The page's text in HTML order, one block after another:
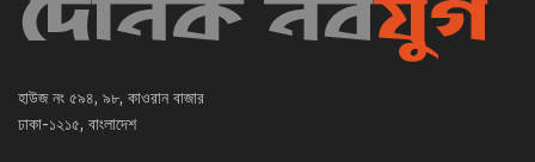
হাউজ নং ৫৯৪, ৯৮, কাওরান বাজার
ঢাকা-১২১৫, বাংলাদেশ